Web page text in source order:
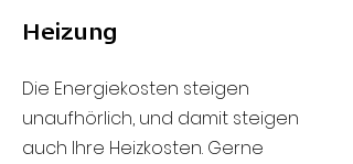
Heizung
Die Energiekosten steigen
unaufhörlich, und damit steigen
auch Ihre Heizkosten. Gerne